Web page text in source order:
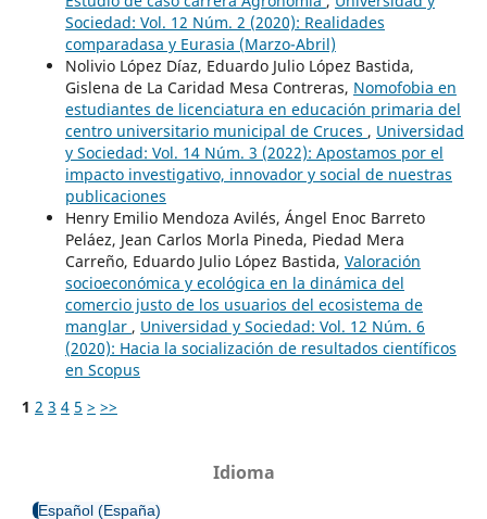
Sociedad: Vol. 12 Núm. 2 (2020): Realidades
comparadasa y Eurasia (Marzo-Abril)
Nolivio López Díaz, Eduardo Julio López Bastida,
Gislena de La Caridad Mesa Contreras, Nomofobia en
estudiantes de licenciatura en educación primaria del
centro universitario municipal de Cruces , Universidad
y Sociedad: Vol. 14 Núm. 3 (2022): Apostamos por el
impacto investigativo, innovador y social de nuestras
publicaciones
Henry Emilio Mendoza Avilés, Ángel Enoc Barreto
Peláez, Jean Carlos Morla Pineda, Piedad Mera
Carreño, Eduardo Julio López Bastida, Valoración
socioeconómica y ecológica en la dinámica del
comercio justo de los usuarios del ecosistema de
manglar , Universidad y Sociedad: Vol. 12 Núm. 6
(2020): Hacia la socialización de resultados científicos
en Scopus
1 2 3 4 5 > >>
Idioma
Español (España)